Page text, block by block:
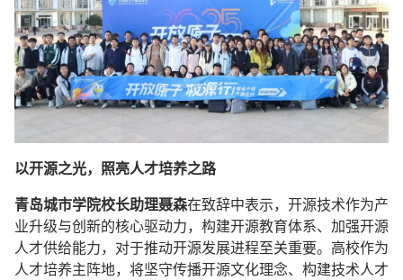
以开源之光，照亮人才培养之路
青岛城市学院校长助理聂森在致辞中表示，开源技术作为产
业升级与创新的核心驱动力，构建开源教育体系、加强开源
人才供给能力，对于推动开源发展进程至关重要。高校作为
人才培养主阵地，将坚守传播开源文化理念、构建技术人才